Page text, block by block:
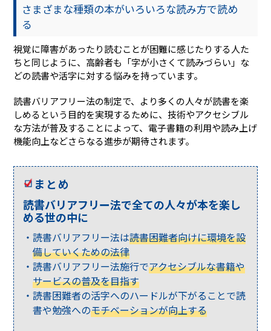
さまざまな種類の本がいろいろな読み方で読め
る
視覚に障害があったり読むことが困難に感じたりする人た
ちと同じように、高齢者も「字が小さくて読みづらい」な
どの読書や活字に対する悩みを持っています。
読書バリアフリー法の制定で、より多くの人々が読書を楽
しめるという目的を実現するために、技術やアクセシブル
な方法が普及することによって、電子書籍の利用や読み上げ
機能向上などさらなる進歩が期待されます。
まとめ
読書バリアフリー法で全ての人々が本を楽し
める世の中に
読書バリアフリー法は読書困難者向けに環境を設
備していくための法律
読書バリアフリー法施行でアクセシブルな書籍や
サービスの普及を目指す
読書困難者の活字へのハードルが下がることで読
書や勉強へのモチベーションが向上する